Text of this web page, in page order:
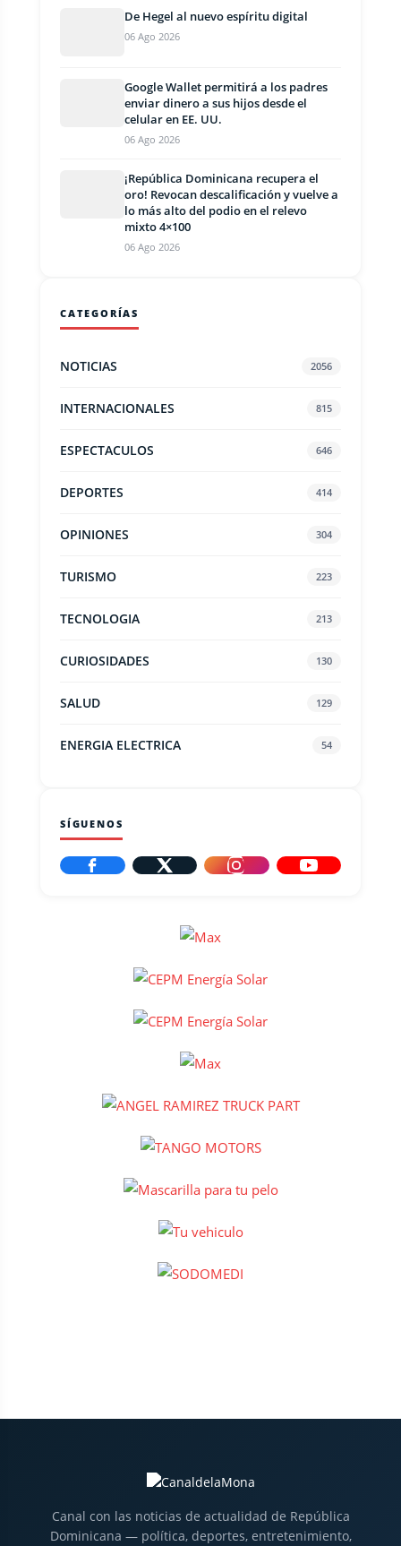
De Hegel al nuevo espíritu digital
06 Ago 2026
Google Wallet permitirá a los padres
enviar dinero a sus hijos desde el
celular en EE. UU.
06 Ago 2026
¡República Dominicana recupera el
oro! Revocan descalificación y vuelve a
lo más alto del podio en el relevo
mixto 4×100
06 Ago 2026
CATEGORÍAS
NOTICIAS 2056
INTERNACIONALES 815
ESPECTACULOS 646
DEPORTES 414
OPINIONES 304
TURISMO 223
TECNOLOGIA 213
CURIOSIDADES 130
SALUD 129
ENERGIA ELECTRICA 54
SÍGUENOS
Canal con las noticias de actualidad de República
Dominicana — política, deportes, entretenimiento,